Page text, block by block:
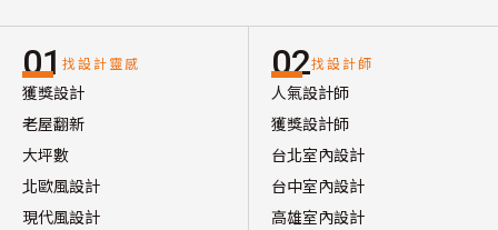
01 找設計靈感
獲獎設計
老屋翻新
大坪數
北歐風設計
現代風設計
02找設計師
人氣設計師
獲獎設計師
台北室內設計
台中室內設計
高雄室內設計